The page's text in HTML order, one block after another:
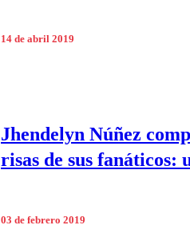
14 de abril 2019
Jhendelyn Núñez
risas de sus fanáticos:
03 de febrero 2019